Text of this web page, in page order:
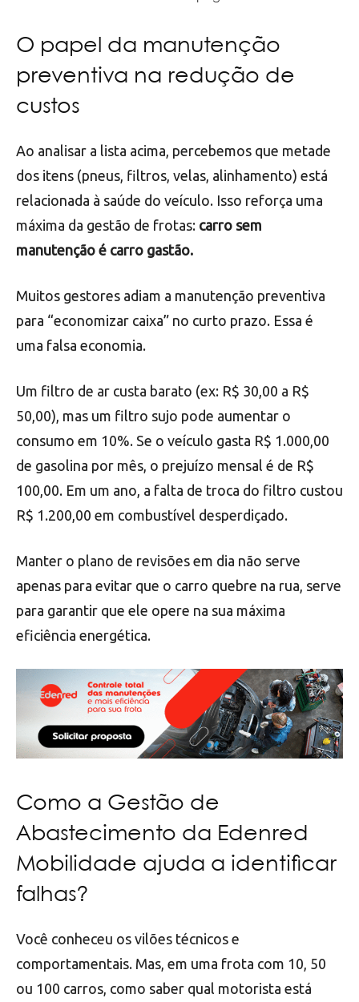
O papel da manutenção
preventiva na redução de
custos
Ao analisar a lista acima, percebemos que metade
dos itens (pneus, filtros, velas, alinhamento) está
relacionada à saúde do veículo. Isso reforça uma
máxima da gestão de frotas: carro sem
manutenção é carro gastão.
Muitos gestores adiam a manutenção preventiva
para “economizar caixa” no curto prazo. Essa é
uma falsa economia.
Um filtro de ar custa barato (ex: R$ 30,00 a R$
50,00), mas um filtro sujo pode aumentar o
consumo em 10%. Se o veículo gasta R$ 1.000,00
de gasolina por mês, o prejuízo mensal é de R$
100,00. Em um ano, a falta de troca do filtro custou
R$ 1.200,00 em combustível desperdiçado.
Manter o plano de revisões em dia não serve
apenas para evitar que o carro quebre na rua, serve
para garantir que ele opere na sua máxima
eficiência energética.
Como a Gestão de
Abastecimento da Edenred
Mobilidade ajuda a identificar
falhas?
Você conheceu os vilões técnicos e
comportamentais. Mas, em uma frota com 10, 50
ou 100 carros, como saber qual motorista está